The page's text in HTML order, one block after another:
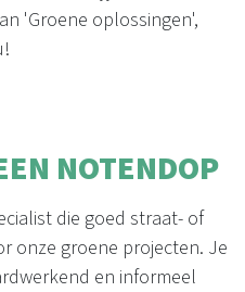
'Groene oplossingen',
NOTENDOP
die goed straat- of
onze groene projecten. Je
en informeel